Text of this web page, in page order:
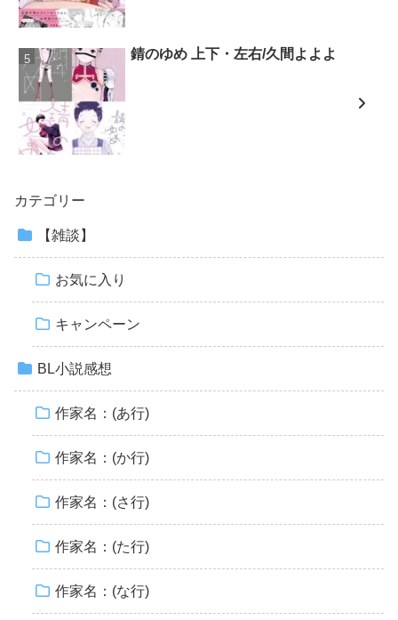
錆のゆめ 上下・左右/久間よよよ
カテゴリー
【雑談】
お気に入り
キャンペーン
BL小説感想
作家名：(あ行)
作家名：(か行)
作家名：(さ行)
作家名：(た行)
作家名：(な行)